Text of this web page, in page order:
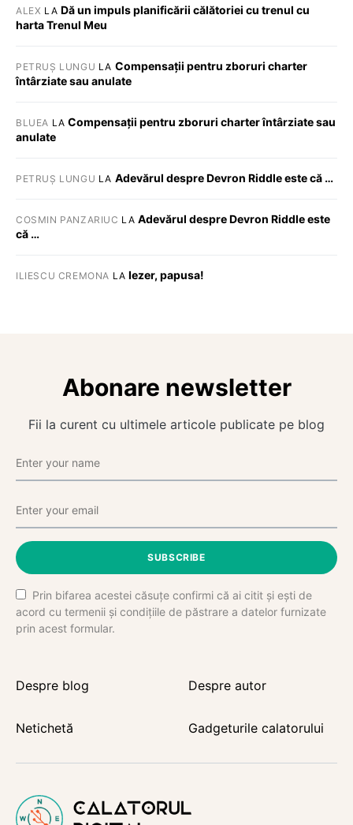
ALEX LA Dă un impuls planificării călătoriei cu trenul cu
harta Trenul Meu
PETRUȘ LUNGU LA Compensații pentru zboruri charter
întârziate sau anulate
BLUEA LACompensații pentru zboruri charter întârziate sau
anulate
PETRUȘ LUNGU LA Adevărul despre Devron Riddle este că …
COSMIN PANZARIUC LA Adevărul despre Devron Riddle este
că …
ILIESCU CREMONA LA Iezer, papusa!
Abonare newsletter
Fii la curent cu ultimele articole publicate pe blog
SUBSCRIBE
Prin bifarea acestei căsuțe confirmi că ai citit și ești de
acord cu termenii și condițiile de păstrare a datelor furnizate
prin acest formular.
Despre blog Despre autor
Netichetă Gadgeturile calatorului